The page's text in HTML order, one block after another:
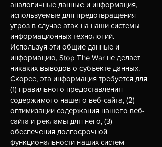
аналогичные данные и информация,
используемые для предотвращения
угроз в случае атак на наши системы
информационных технологий.
Используя эти общие данные и
информацию, Stop The War не делает
никаких выводов о субъекте данных.
Скорее, эта информация требуется для
(1) правильного предоставления
содержимого нашего веб-сайта, (2)
оптимизации содержания нашего веб-
сайта и рекламы для него, (3)
обеспечения долгосрочной
функциональности наших систем